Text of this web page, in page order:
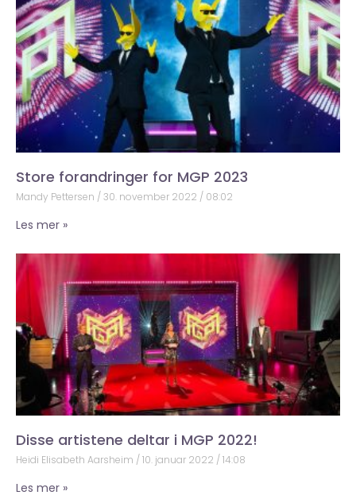
Store forandringer for MGP 2023
Mandy Pettersen 30. november 2022 08:02
Les mer »
Disse artistene deltar i MGP 2022!
Heidi Elisabeth Aarsheim 10. januar 2022 14:08
Les mer »